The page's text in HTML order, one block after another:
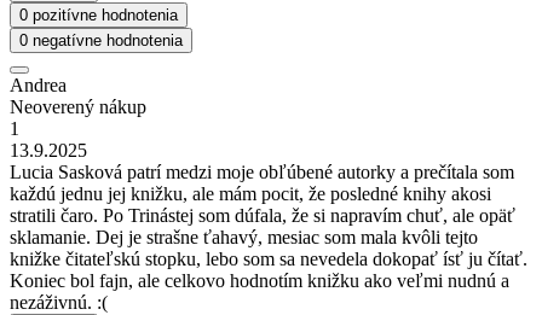
0 pozitívne hodnotenia
0 negatívne hodnotenia
Andrea
Neoverený nákup
1
13.9.2025
Lucia Sasková patrí medzi moje obľúbené autorky a prečítala som
každú jednu jej knižku, ale mám pocit, že posledné knihy akosi
stratili čaro. Po Trinástej som dúfala, že si napravím chuť, ale opäť
sklamanie. Dej je strašne ťahavý, mesiac som mala kvôli tejto
knižke čitateľskú stopku, lebo som sa nevedela dokopať ísť ju čítať.
Koniec bol fajn, ale celkovo hodnotím knižku ako veľmi nudnú a
nezáživnú. :(